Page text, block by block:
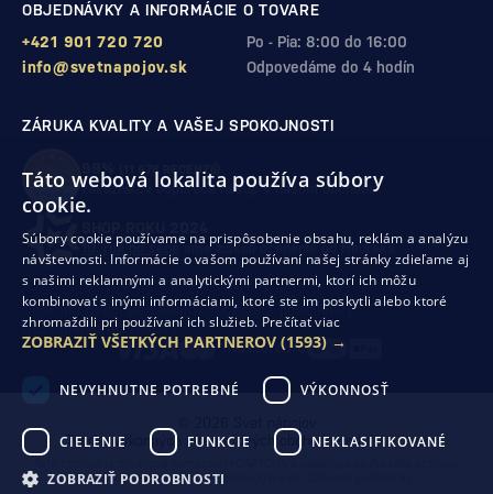
OBJEDNÁVKY A INFORMÁCIE O TOVARE
Po - Pia: 8:00 do 16:00
+421 901 720 720
Odpovedáme do 4 hodín
info@svetnapojov.sk
ZÁRUKA KVALITY A VAŠEJ SPOKOJNOSTI
99% (11 978 RECENZIÍ)
zákazníkov odporúča nákup v našom obchode
10. rok po sebesme získali ocenenie od Heureka
Ochrana osobných údajovObchodné podmienky
Odstúpenie od zmluvy
Tvorba výkonných internetových obchodov odRIESENIA
osobných údajovspoločnosti Google a ich
Táto webová lokalita používa súbory
cookie.
Súbory cookie používame na prispôsobenie obsahu, reklám a analýzu
návštevnosti. Informácie o vašom používaní našej stránky zdieľame aj
s našimi reklamnými a analytickými partnermi, ktorí ich môžu
kombinovať s inými informáciami, ktoré ste im poskytli alebo ktoré
zhromaždili pri používaní ich služieb. Prečítať viac
ZOBRAZIŤ VŠETKÝCH PARTNEROV (1593) →
NEVYHNUTNE POTREBNÉ VÝKONNOSŤ
CIELENIE FUNKCIE NEKLASIFIKOVANÉ
ZOBRAZIŤ PODROBNOSTI